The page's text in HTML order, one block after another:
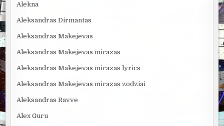
Alekna
Aleksandras Dirmantas
Aleksandras Makejevas
Aleksandras Makejevas mirazas
Aleksandras Makejevas mirazas lyrics
Aleksandras Makejevas mirazas zodziai
Aleksandras Ravve
Alex Guru